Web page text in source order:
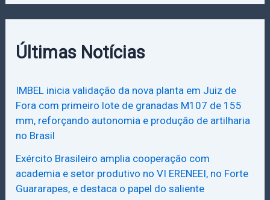
Últimas Notícias
IMBEL inicia validação da nova planta em Juiz de
Fora com primeiro lote de granadas M107 de 155
mm, reforçando autonomia e produção de artilharia
no Brasil
Exército Brasileiro amplia cooperação com
academia e setor produtivo no VI ERENEEI, no Forte
Guararapes, e destaca o papel do saliente